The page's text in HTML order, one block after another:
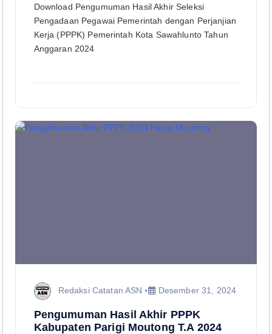
Download Pengumuman Hasil Akhir Seleksi
Pengadaan Pegawai Pemerintah dengan Perjanjian
Kerja (PPPK) Pemerintah Kota Sawahlunto Tahun
Anggaran 2024
Redaksi Catatan ASN Desember 31, 2024
Pengumuman Hasil Akhir PPPK
Kabupaten Parigi Moutong T.A 2024